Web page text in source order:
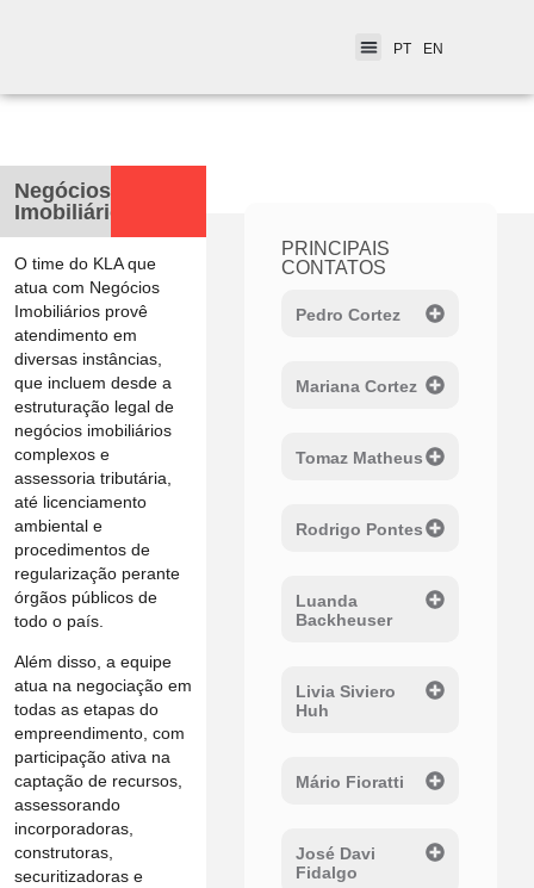
PT EN
Negócios
Imobiliários
O time do KLA que
atua com Negócios
Imobiliários provê
atendimento em
diversas instâncias,
que incluem desde a
estruturação legal de
negócios imobiliários
complexos e
assessoria tributária,
até licenciamento
ambiental e
procedimentos de
regularização perante
órgãos públicos de
todo o país.
Além disso, a equipe
atua na negociação em
todas as etapas do
empreendimento, com
participação ativa na
captação de recursos,
assessorando
incorporadoras,
construtoras,
securitizadoras e
PRINCIPAIS
CONTATOS
Pedro Cortez
Mariana Cortez
Tomaz Matheus
Rodrigo Pontes
Luanda
Backheuser
Livia Siviero
Huh
Mário Fioratti
José Davi
Fidalgo